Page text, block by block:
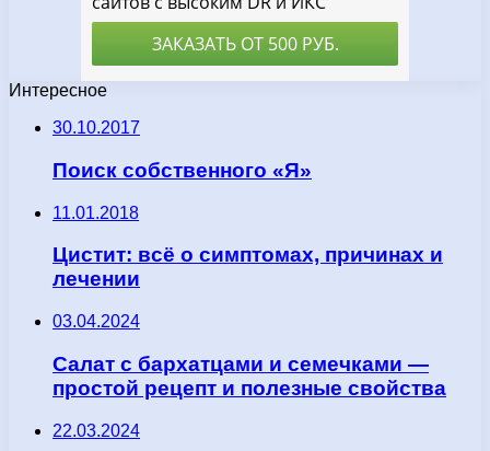
Интересное
30.10.2017
Поиск собственного «Я»
11.01.2018
Цистит: всё о симптомах, причинах и
лечении
03.04.2024
Салат с бархатцами и семечками —
простой рецепт и полезные свойства
22.03.2024